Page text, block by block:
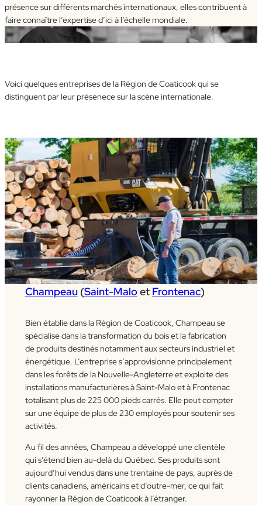
présence sur différents marchés internationaux, elles contribuent à
faire connaître l’expertise d’ici à l’échelle mondiale.
Voici quelques entreprises de la Région de Coaticook qui se
distinguent par leur présenece sur la scène internationale.
Champeau(Saint-Maloet Frontenac)
Bien établie dans la Région de Coaticook, Champeau se
spécialise dans la transformation du bois et la fabrication
de produits destinés notamment aux secteurs industriel et
énergétique. L’entreprise s’approvisionne principalement
dans les forêts de la Nouvelle-Angleterre et exploite des
installations manufacturières à Saint-Malo et à Frontenac
totalisant plus de 225 000 pieds carrés. Elle peut compter
sur une équipe de plus de 230 employés pour soutenir ses
activités.
Au fil des années, Champeau a développé une clientèle
qui s’étend bien au-delà du Québec. Ses produits sont
aujourd’hui vendus dans une trentaine de pays, auprès de
clients canadiens, américains et d’outre-mer, ce qui fait
rayonner la Région de Coaticook à l’étranger.